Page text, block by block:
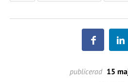
publicerad 15